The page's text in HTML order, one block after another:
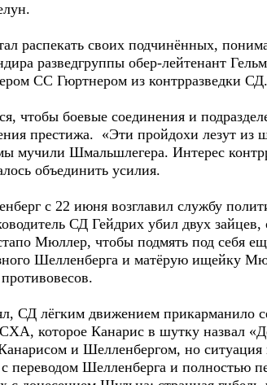
распекать своих подчинённых,
разведгруппы обер-лейтенант
СС Гюртнером из контрразведки СД.
чтобы боевые соединения и
престижа. «Эти пройдохи лезут из
мучили Шмальшлегера. Интерес
объединить усилия.
с 22 июня возглавил службу
СД Гейдрих убил двух
Мюллер, чтобы подмять под себя
Шелленберга и матёрую ищейку
СД лёгким движением прикарманило
которое Канарис в шутку назвал
и Шелленбергом, но ситуация
с переводом Шелленберга и